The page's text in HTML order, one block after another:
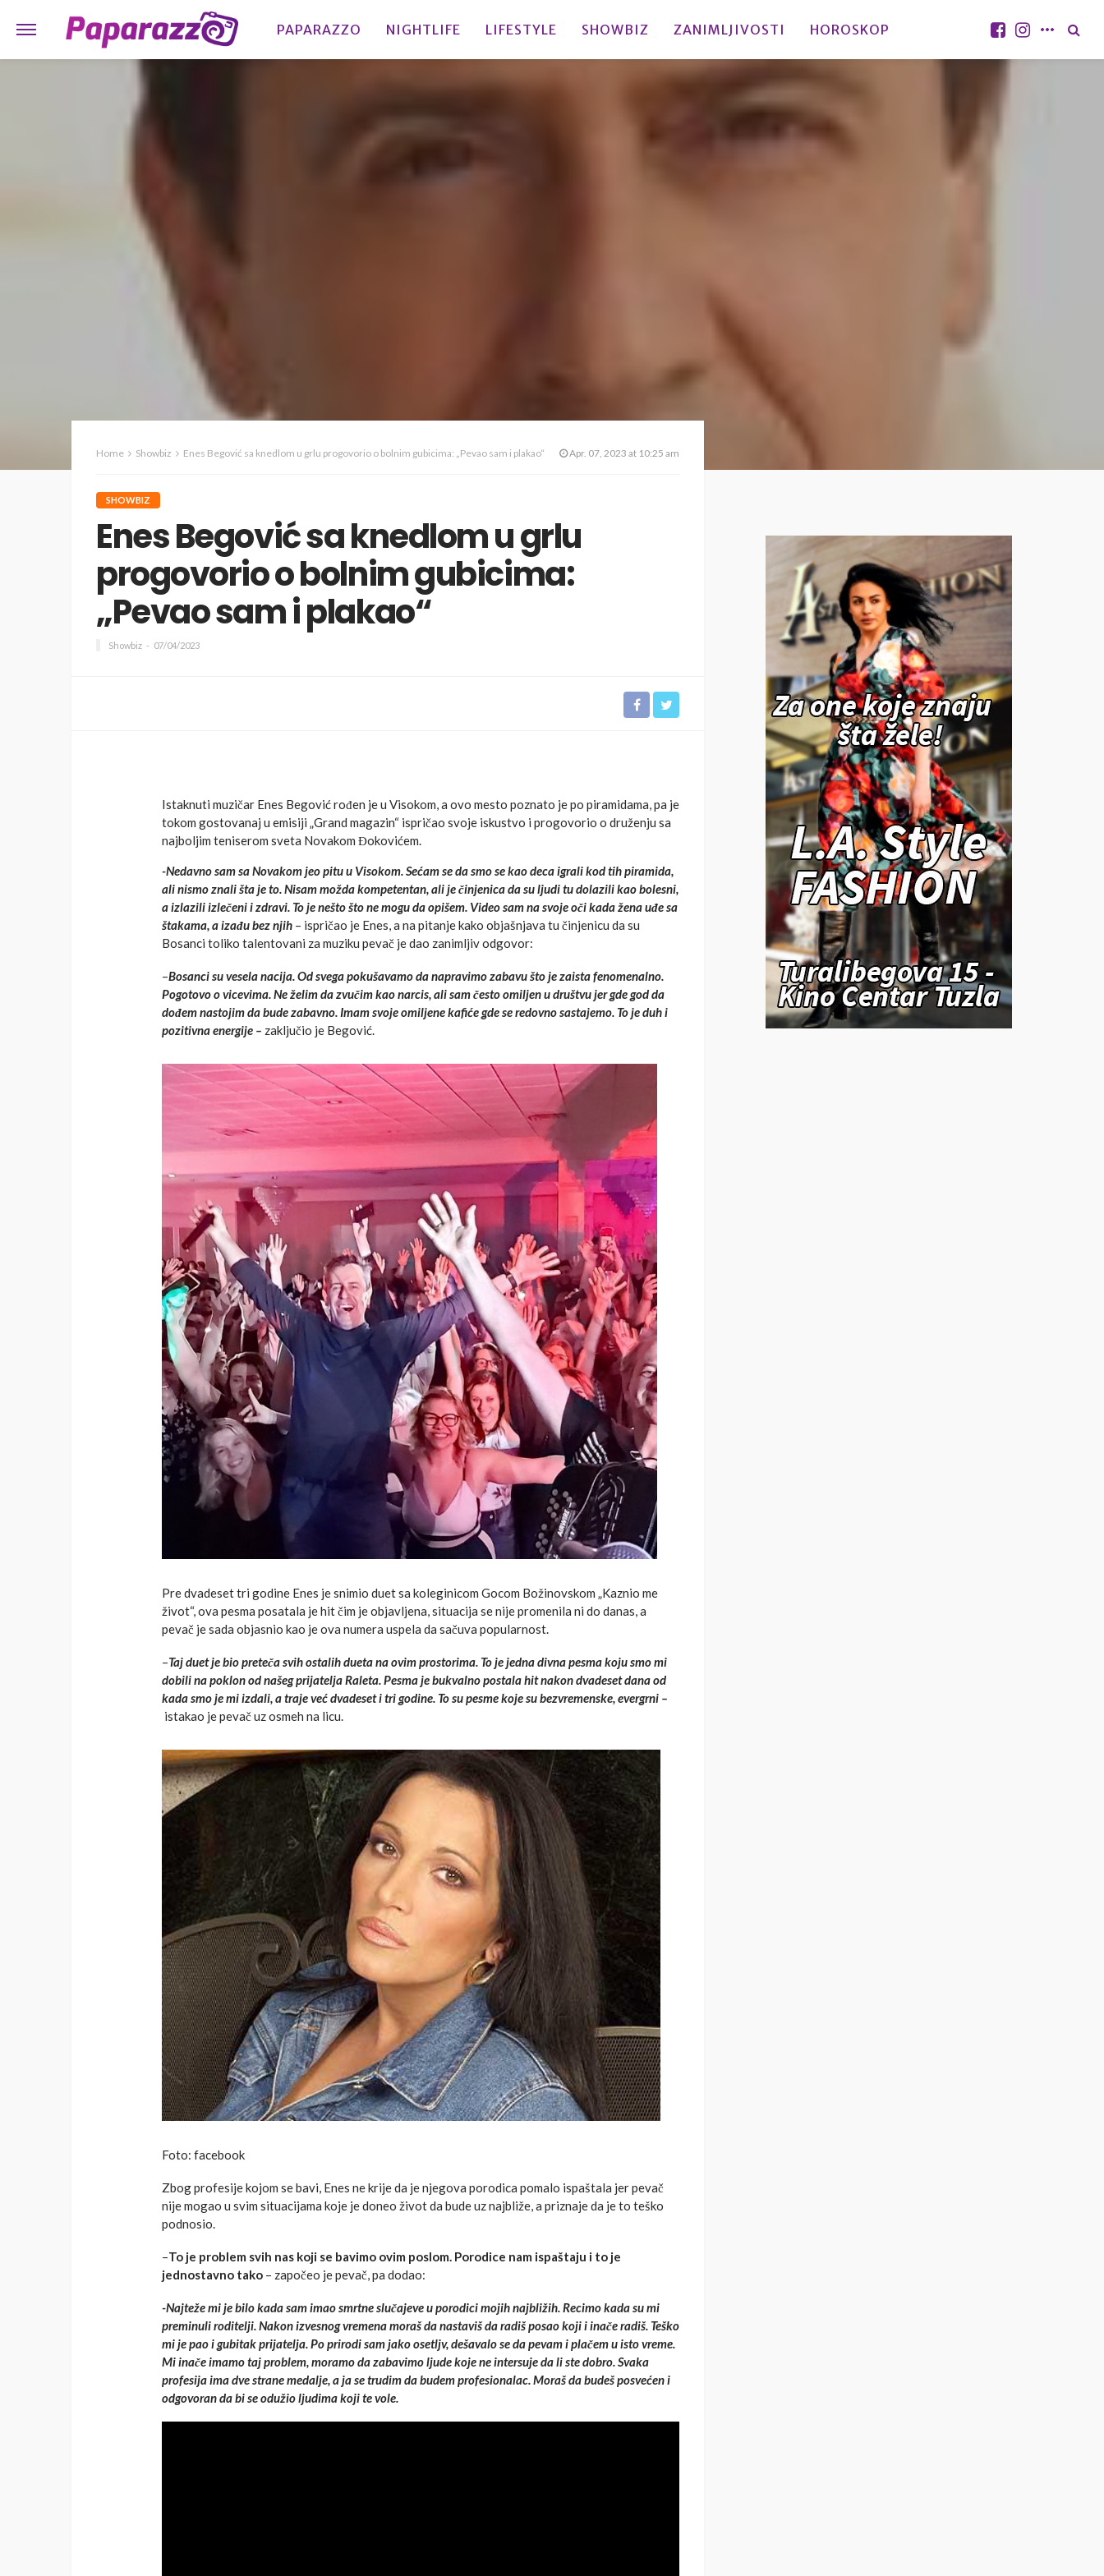
PAPARAZZO NIGHTLIFE LIFESTYLE SHOWBIZ ZANIMLJIVOSTI HOROSKOP
Home Showbiz Enes Begović sa knedlom u grlu progovorio o bolnim gubicima: „Pevao sam i plakao“ Apr. 07, 2023 at 10:25 am
SHOWBIZ
Enes Begović sa knedlom u grlu
progovorio o bolnim gubicima:
„Pevao sam i plakao“
Showbiz 07/04/2023
Istaknuti muzičar Enes Begović rođen je u Visokom, a ovo mesto poznato je po piramidama, pa je
tokom gostovanaj u emisiji „Grand magazin“ ispričao svoje iskustvo i progovorio o druženju sa
najboljim teniserom sveta Novakom Đokovićem.
-Nedavno sam sa Novakom jeo pitu u Visokom. Sećam se da smo se kao deca igrali kod tih piramida,
ali nismo znali šta je to. Nisam možda kompetentan, ali je činjenica da su ljudi tu dolazili kao bolesni,
a izlazili izlečeni i zdravi. To je nešto što ne mogu da opišem. Video sam na svoje oči kada žena uđe sa
štakama, a izađu bez njih – ispričao je Enes, a na pitanje kako objašnjava tu činjenicu da su
Bosanci toliko talentovani za muziku pevač je dao zanimljiv odgovor:
–Bosanci su vesela nacija. Od svega pokušavamo da napravimo zabavu što je zaista fenomenalno.
Pogotovo o vicevima. Ne želim da zvučim kao narcis, ali sam često omiljen u društvu jer gde god da
dođem nastojim da bude zabavno. Imam svoje omiljene kafiće gde se redovno sastajemo. To je duh i
pozitivna energije – zaključio je Begović.
Pre dvadeset tri godine Enes je snimio duet sa koleginicom Gocom Božinovskom „Kaznio me
život“, ova pesma posatala je hit čim je objavljena, situacija se nije promenila ni do danas, a
pevač je sada objasnio kao je ova numera uspela da sačuva popularnost.
–Taj duet je bio preteča svih ostalih dueta na ovim prostorima. To je jedna divna pesma koju smo mi
dobili na poklon od našeg prijatelja Raleta. Pesma je bukvalno postala hit nakon dvadeset dana od
kada smo je mi izdali, a traje već dvadeset i tri godine. To su pesme koje su bezvremenske, evergrni –
istakao je pevač uz osmeh na licu.
Foto: facebook
Zbog profesije kojom se bavi, Enes ne krije da je njegova porodica pomalo ispaštala jer pevač
nije mogao u svim situacijama koje je doneo život da bude uz najbliže, a priznaje da je to teško
podnosio.
–To je problem svih nas koji se bavimo ovim poslom. Porodice nam ispaštaju i to je
jednostavno tako – započeo je pevač, pa dodao:
-Najteže mi je bilo kada sam imao smrtne slučajeve u porodici mojih najbližih. Recimo kada su mi
preminuli roditelji. Nakon izvesnog vremena moraš da nastaviš da radiš posao koji i inače radiš. Teško
mi je pao i gubitak prijatelja. Po prirodi sam jako osetljv, dešavalo se da pevam i plačem u isto vreme.
Mi inače imamo taj problem, moramo da zabavimo ljude koje ne intersuje da li ste dobro. Svaka
profesija ima dve strane medalje, a ja se trudim da budem profesionalac. Moraš da budeš posvećen i
odgovoran da bi se odužio ljudima koji te vole.